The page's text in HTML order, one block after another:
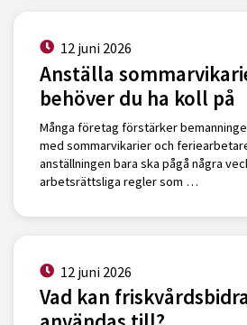
12 juni 2026
Anställa
behöver du ha koll på
Många företag förstärker
med sommarvikarier och
anställningen bara ska pågå några
arbetsrättsliga regler som …
12 juni 2026
Vad kan